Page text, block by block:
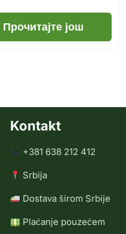
Прочитајте још
Kontakt
+381 638 212 412
Srbija
Dostava širom Srbije
Plaćanje pouzećem